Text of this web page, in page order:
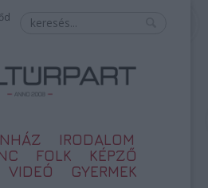
IRODALOM
FOLK
KÉPZŐ
VIDEÓ GYERMEK